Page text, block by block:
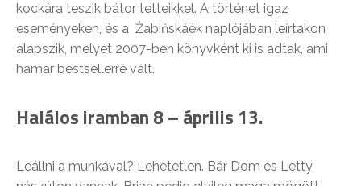
kockára teszik bátor tetteikkel. A történet igaz
eseményeken, és a Żabińskáék naplójában leírtakon
alapszik, melyet 2007-ben könyvként ki is adtak, ami
hamar bestsellerré vált.
Halálos iramban 8 – április 13.
Leállni a munkával? Lehetetlen. Bár Dom és Letty